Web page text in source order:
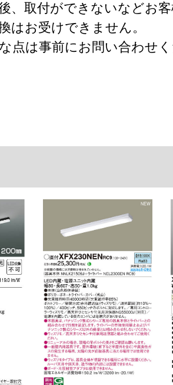
、取付ができないなどお
はお受けできません。
点は事前にお問い合わせ